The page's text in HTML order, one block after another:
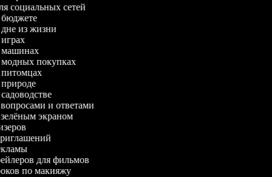
социальных сетей
бюджете
дне из жизни
играх
машинах
модных покупках
питомцах
природе
вопросами и ответами
зелёным экраном
для фильмов
по макияжу